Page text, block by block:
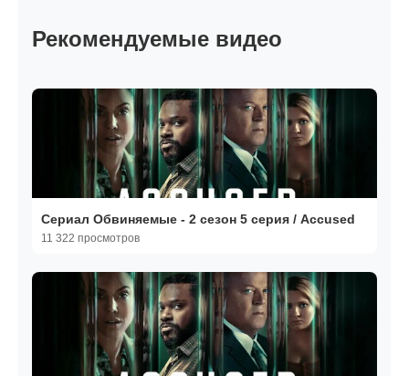
Рекомендуемые видео
Сериал Обвиняемые - 2 сезон 5 серия / Accused
11 322 просмотров